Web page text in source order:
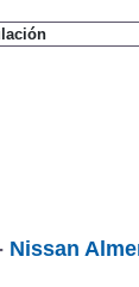
Nissan